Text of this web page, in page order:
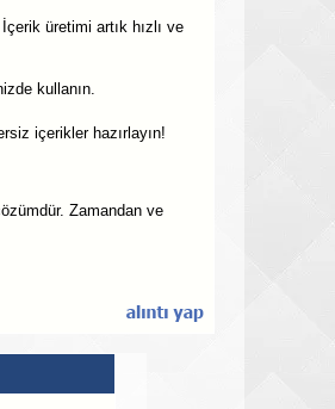
üretimi artık hızlı ve
kullanın.
içerikler hazırlayın!
Zamandan ve